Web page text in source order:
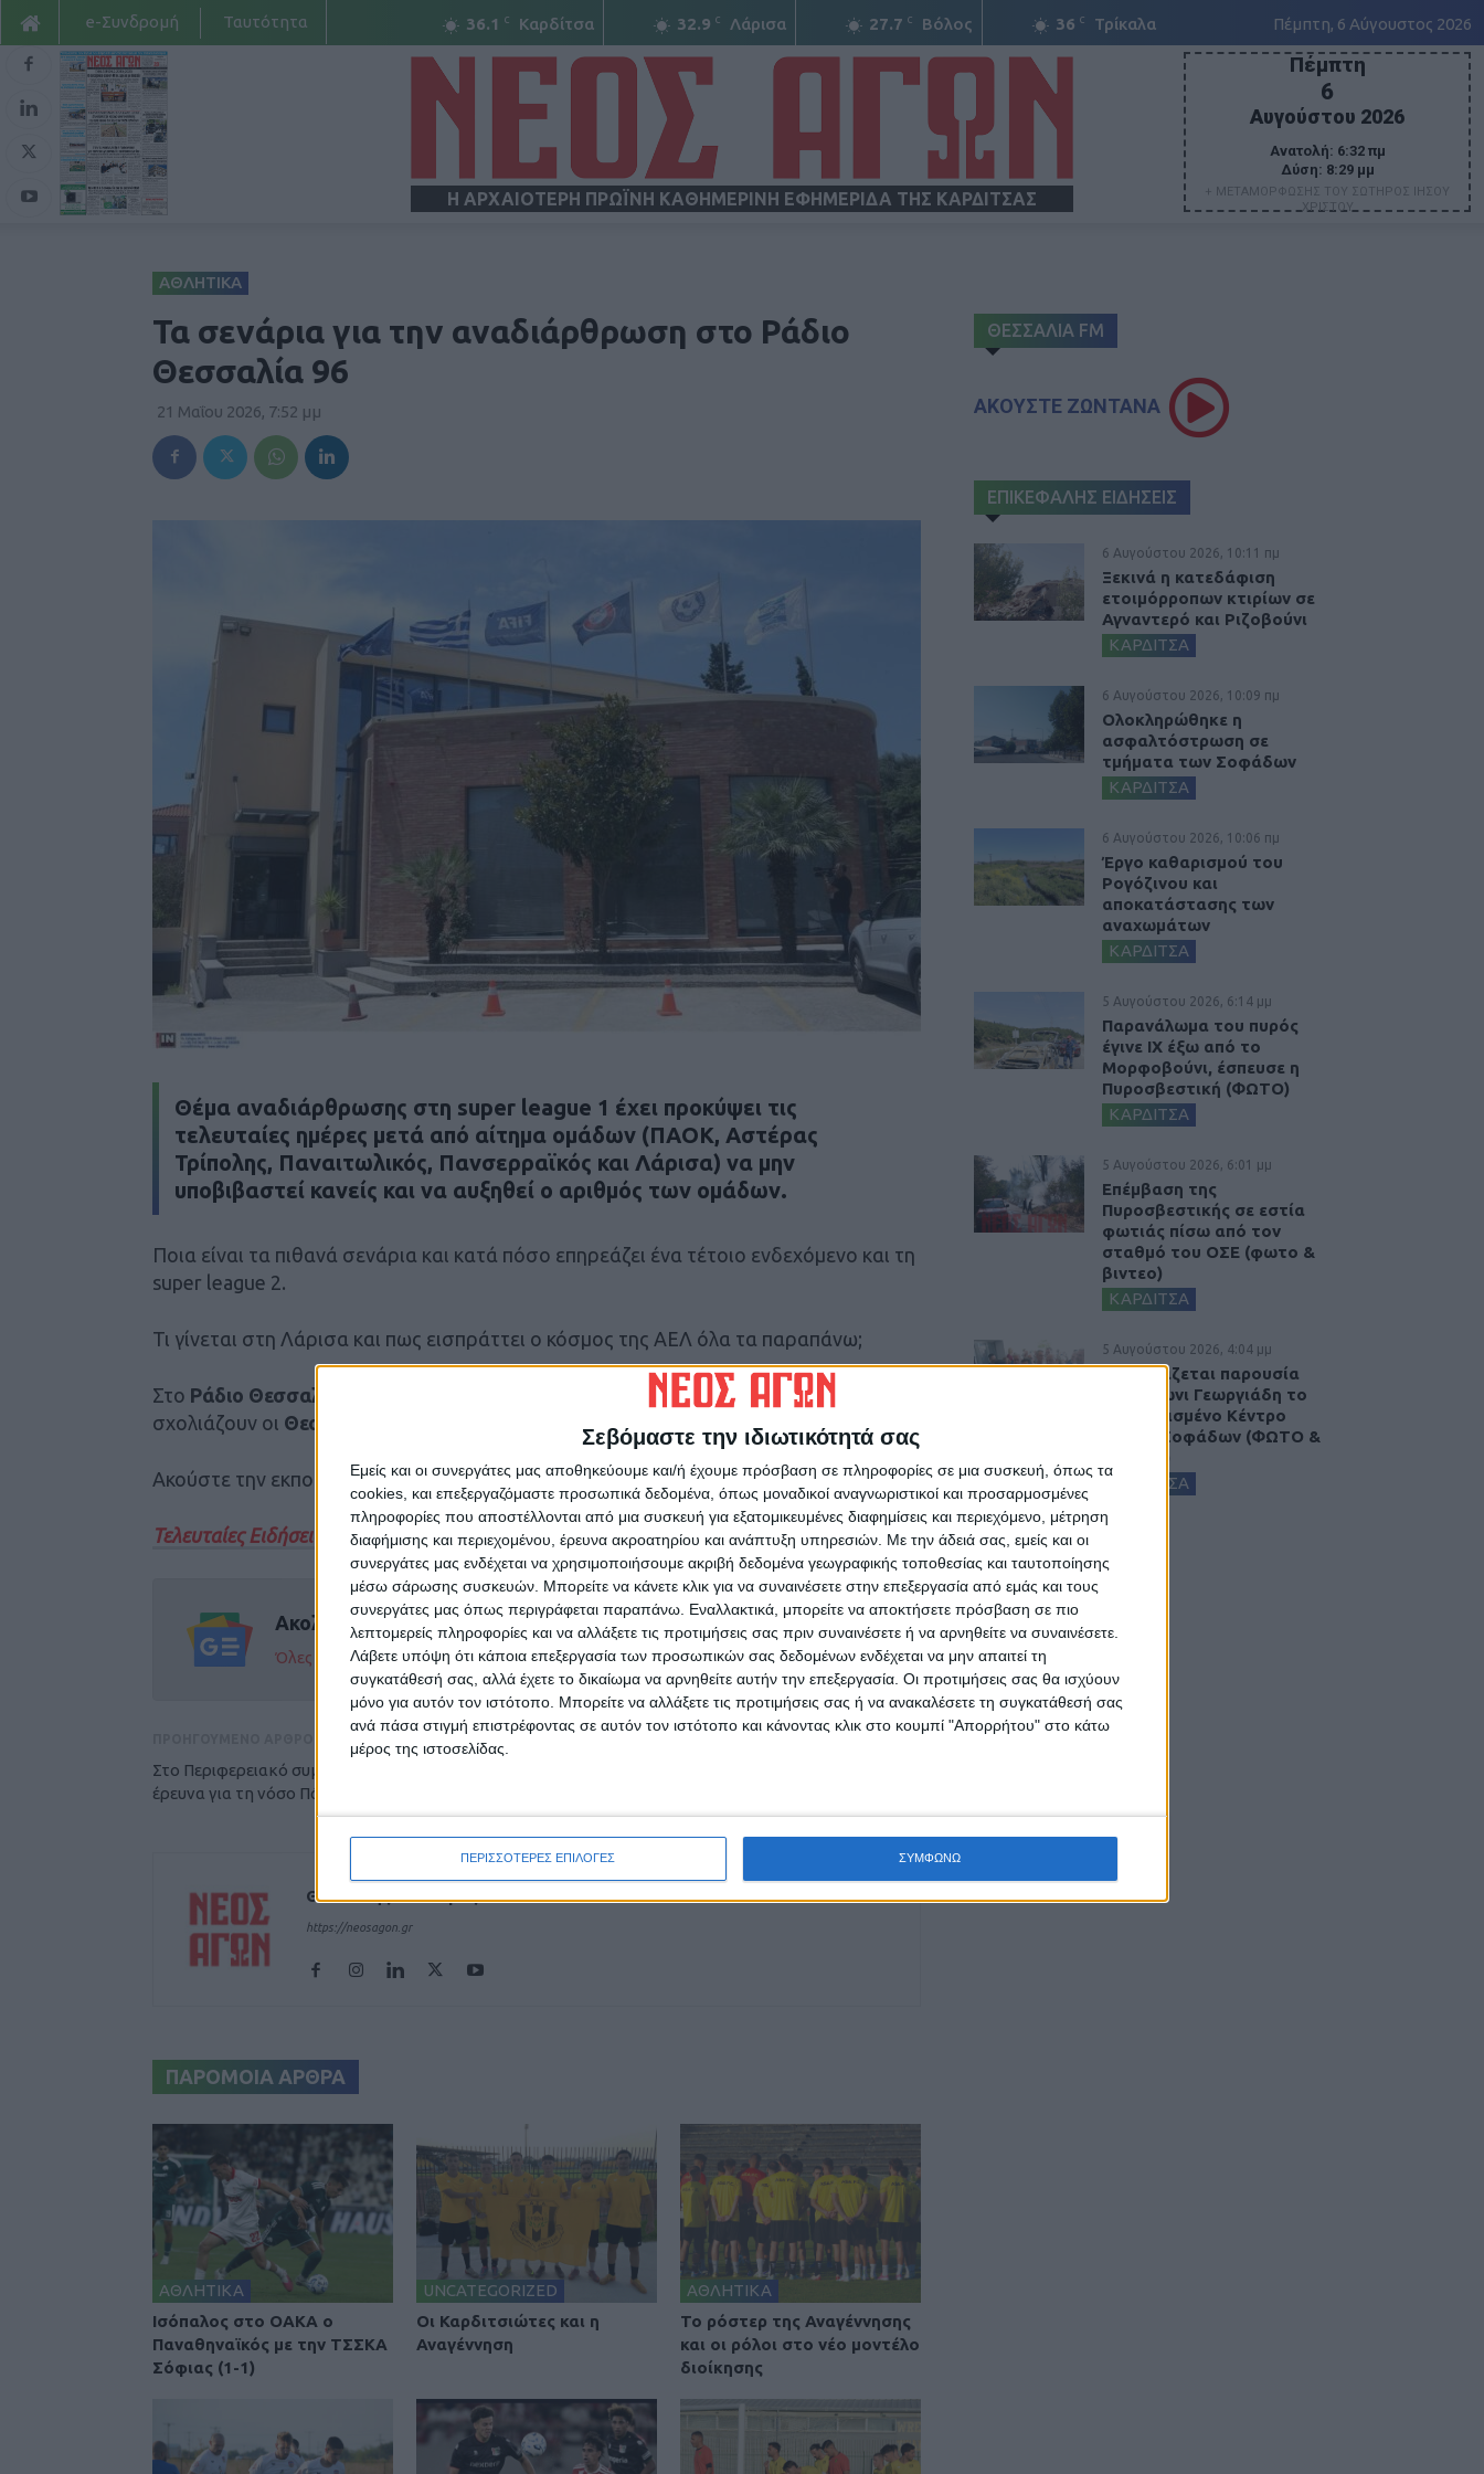
Σεβόμαστε την ιδιωτικότητά σας
Εμείς και οι συνεργάτες μας αποθηκεύουμε και/ή έχουμε πρόσβαση σε πληροφορίες σε μια συσκευή, όπως τα
cookies, και επεξεργαζόμαστε προσωπικά δεδομένα, όπως μοναδικοί αναγνωριστικοί και προσαρμοσμένες
πληροφορίες που αποστέλλονται από μια συσκευή για εξατομικευμένες διαφημίσεις και περιεχόμενο, μέτρηση
διαφήμισης και περιεχομένου, έρευνα ακροατηρίου και ανάπτυξη υπηρεσιών. Με την άδειά σας, εμείς και οι
συνεργάτες μας ενδέχεται να χρησιμοποιήσουμε ακριβή δεδομένα γεωγραφικής τοποθεσίας και ταυτοποίησης
μέσω σάρωσης συσκευών. Μπορείτε να κάνετε κλικ για να συναινέσετε στην επεξεργασία από εμάς και τους
συνεργάτες μας όπως περιγράφεται παραπάνω. Εναλλακτικά, μπορείτε να αποκτήσετε πρόσβαση σε πιο
λεπτομερείς πληροφορίες και να αλλάξετε τις προτιμήσεις σας πριν συναινέσετε ή να αρνηθείτε να συναινέσετε.
Λάβετε υπόψη ότι κάποια επεξεργασία των προσωπικών σας δεδομένων ενδέχεται να μην απαιτεί τη
συγκατάθεσή σας, αλλά έχετε το δικαίωμα να αρνηθείτε αυτήν την επεξεργασία. Οι προτιμήσεις σας θα ισχύουν
μόνο για αυτόν τον ιστότοπο. Μπορείτε να αλλάξετε τις προτιμήσεις σας ή να ανακαλέσετε τη συγκατάθεσή σας
ανά πάσα στιγμή επιστρέφοντας σε αυτόν τον ιστότοπο και κάνοντας κλικ στο κουμπί "Απορρήτου" στο κάτω
μέρος της ιστοσελίδας.
ΠΕΡΙΣΣΟΤΕΡΕΣ ΕΠΙΛΟΓΕΣ ΣΥΜΦΩΝΩ
36.1 C Καρδίτσα 32.9 C Λάρισα 27.7 C Βόλος 36 C Τρίκαλα Πέμπτη, 6 Αύγουστος 2026
e-Συνδρομή Ταυτότητα
Η ΑΡΧΑΙΟΤΕΡΗ ΠΡΩΪΝΗ ΚΑΘΗΜΕΡΙΝΗ ΕΦΗΜΕΡΙΔΑ ΤΗΣ ΚΑΡΔΙΤΣΑΣ
Πέμπτη
6
Αυγούστου 2026
Ανατολή: 6:32 πμ
Δύση: 8:29 μμ
+ ΜΕΤΑΜΟΡΦΩΣΗΣ ΤΟΥ ΣΩΤΗΡΟΣ ΙΗΣΟΥ
ΧΡΙΣΤΟΥ
ΑΘΛΗΤΙΚΑ
Τα σενάρια για την αναδιάρθρωση στο Ράδιο
Θεσσαλία 96
21 Μαΐου 2026, 7:52 μμ
Θέμα αναδιάρθρωσης στη super league 1 έχει προκύψει τις
τελευταίες ημέρες μετά από αίτημα ομάδων (ΠΑΟΚ, Αστέρας
Τρίπολης, Παναιτωλικός, Πανσερραϊκός και Λάρισα) να μην
υποβιβαστεί κανείς και να αυξηθεί ο αριθμός των ομάδων.
Ποια είναι τα πιθανά σενάρια και κατά πόσο επηρεάζει ένα τέτοιο ενδεχόμενο και τη
super league 2.
Τι γίνεται στη Λάρισα και πως εισπράττει ο κόσμος της ΑΕΛ όλα τα παραπάνω;
Στο Ράδιο Θεσσαλία 96 “Στενό Πρέσινγκ”
αναλύουν και
σχολιάζουν οι Θεοδόσης Κατσάρας
Ακούστε την εκπομπή εδώ
Τελευταίες Ειδήσεις Σήμερα
Ακολούθησε την εφημερίδα ΝΕΟΣ ΑΓΩΝ στο Google News!
Όλες οι εξελίξεις στην περιοχή της Καρδίτσας και ευρύτερα της Θεσσαλίας
Στο Περιφερειακό συμβούλιο συζητήθηκε η
έρευνα για τη νόσο Πάρκινσον στη Θεσσαλία
Θεοδόσης Κατσάρας
https://neosagon.gr
ΠΑΡΟΜΟΙΑ ΑΡΘΡΑ
ΑΘΛΗΤΙΚΑ
Ισόπαλος στο ΟΑΚΑ ο
Παναθηναϊκός με την ΤΣΣΚΑ
Σόφιας (1-1)
UNCATEGORIZED
Οι Καρδιτσιώτες και η
Αναγέννηση
ΑΘΛΗΤΙΚΑ
To ρόστερ της Αναγέννησης
και οι ρόλοι στο νέο μοντέλο
διοίκησης
ΘΕΣΣΑΛΙΑ FM
ΑΚΟΥΣΤΕ ΖΩΝΤΑΝΑ
ΕΠΙΚΕΦΑΛΗΣ ΕΙΔΗΣΕΙΣ
6 Αυγούστου 2026, 10:11 πμ
Ξεκινά η κατεδάφιση
ετοιμόρροπων κτιρίων σε
Αγναντερό και Ριζοβούνι
ΚΑΡΔΙΤΣΑ
6 Αυγούστου 2026, 10:09 πμ
Ολοκληρώθηκε η
ασφαλτόστρωση σε
τμήματα των Σοφάδων
ΚΑΡΔΙΤΣΑ
6 Αυγούστου 2026, 10:06 πμ
Έργο καθαρισμού του
Ρογόζινου και
αποκατάστασης των
αναχωμάτων
ΚΑΡΔΙΤΣΑ
5 Αυγούστου 2026, 6:14 μμ
Παρανάλωμα του πυρός
έγινε ΙΧ έξω από το
Μορφοβούνι, έσπευσε η
Πυροσβεστική (ΦΩΤΟ)
ΚΑΡΔΙΤΣΑ
5 Αυγούστου 2026, 6:01 μμ
Επέμβαση της
Πυροσβεστικής σε εστία
φωτιάς πίσω από τον
σταθμό του ΟΣΕ (φωτο &
βιντεο)
ΚΑΡΔΙΤΣΑ
5 Αυγούστου 2026, 4:04 μμ
Εγκαινιάζεται παρουσία
του Άδωνι Γεωργιάδη το
ανακαινισμένο Κέντρο
Υγείας Σοφάδων (ΦΩΤΟ &
ΚΑΡΔΙΤΣΑ